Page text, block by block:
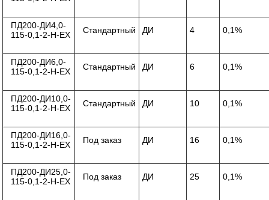
ПД200-ДИ4,0-
115-0,1-2-Н-ЕХ
Стандартный ДИ 4 0,1%
ПД200-ДИ6,0-
115-0,1-2-Н-ЕХ
Стандартный ДИ 6 0,1%
ПД200-ДИ10,0-
115-0,1-2-Н-ЕХ
Стандартный ДИ 10 0,1%
ПД200-ДИ16,0-
115-0,1-2-Н-ЕХ
Под заказ ДИ 16 0,1%
ПД200-ДИ25,0-
115-0,1-2-Н-ЕХ
Под заказ ДИ 25 0,1%